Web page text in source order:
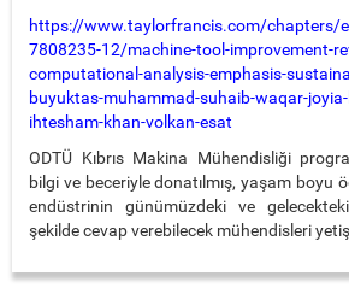
https://www.taylorfrancis.com/chapters/
7808235-12/machine-tool-improvement-
computational-analysis-emphasis-
buyuktas-muhammad-suhaib-waqar-
ihtesham-khan-volkan-esat
ODTÜ Kıbrıs Makina Mühendisliği
bilgi ve beceriyle donatılmış, yaşam boyu
endüstrinin günümüzdeki ve
şekilde cevap verebilecek mühendisleri